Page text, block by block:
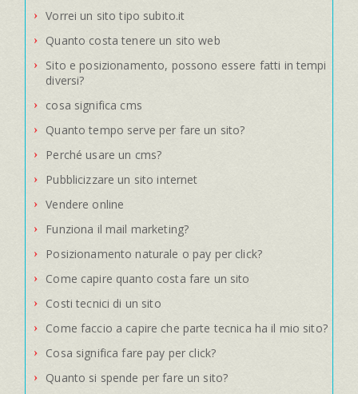
Vorrei un sito tipo subito.it
Quanto costa tenere un sito web
Sito e posizionamento, possono essere fatti in tempi
diversi?
cosa significa cms
Quanto tempo serve per fare un sito?
Perché usare un cms?
Pubblicizzare un sito internet
Vendere online
Funziona il mail marketing?
Posizionamento naturale o pay per click?
Come capire quanto costa fare un sito
Costi tecnici di un sito
Come faccio a capire che parte tecnica ha il mio sito?
Cosa significa fare pay per click?
Quanto si spende per fare un sito?